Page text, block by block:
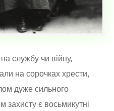
службу чи війну,
на сорочках хрести,
дуже сильного
захисту є восьмикутні